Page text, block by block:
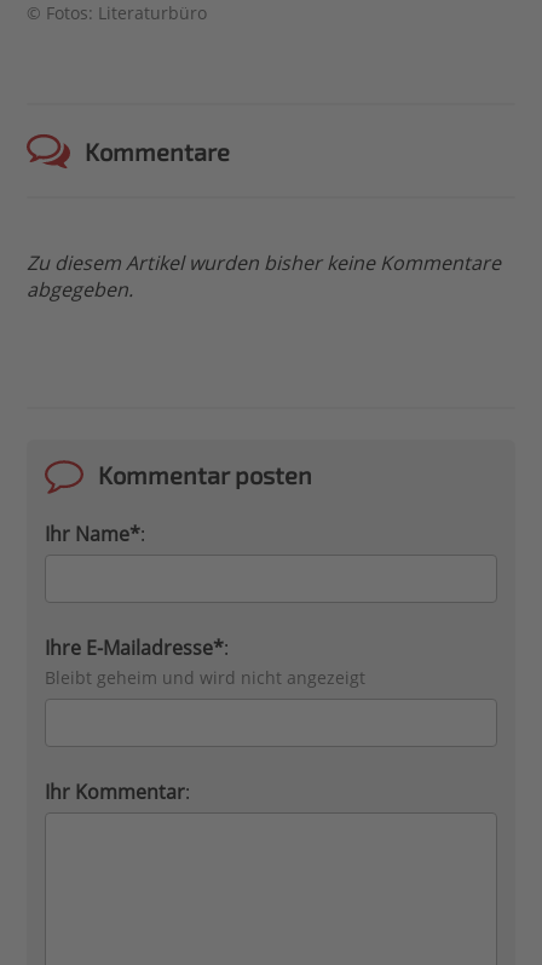
© Fotos: Literaturbüro
Kommentare
Zu diesem Artikel wurden bisher keine Kommentare
abgegeben.
Kommentar posten
Ihr Name*:
Ihre E-Mailadresse*:
Bleibt geheim und wird nicht angezeigt
Ihr Kommentar: